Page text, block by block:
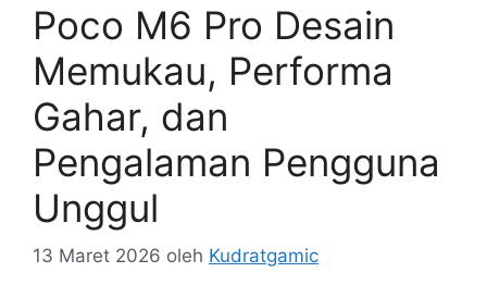
Poco M6 Pro Desain
Memukau, Performa
Gahar, dan
Pengalaman Pengguna
Unggul
13 Maret 2026 oleh Kudratgamic